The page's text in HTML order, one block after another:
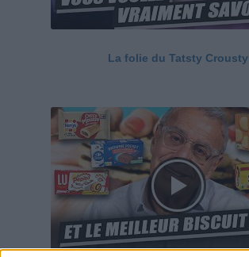
La folie du Tatsty Crousty